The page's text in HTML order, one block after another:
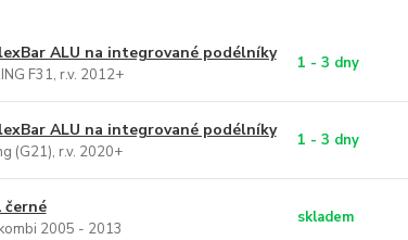
ALU na integrované podélníky
F31, r.v. 2012+
1 - 3 dny
ALU na integrované podélníky
(G21), r.v. 2020+
1 - 3 dny
černé
2005 - 2013
skladem